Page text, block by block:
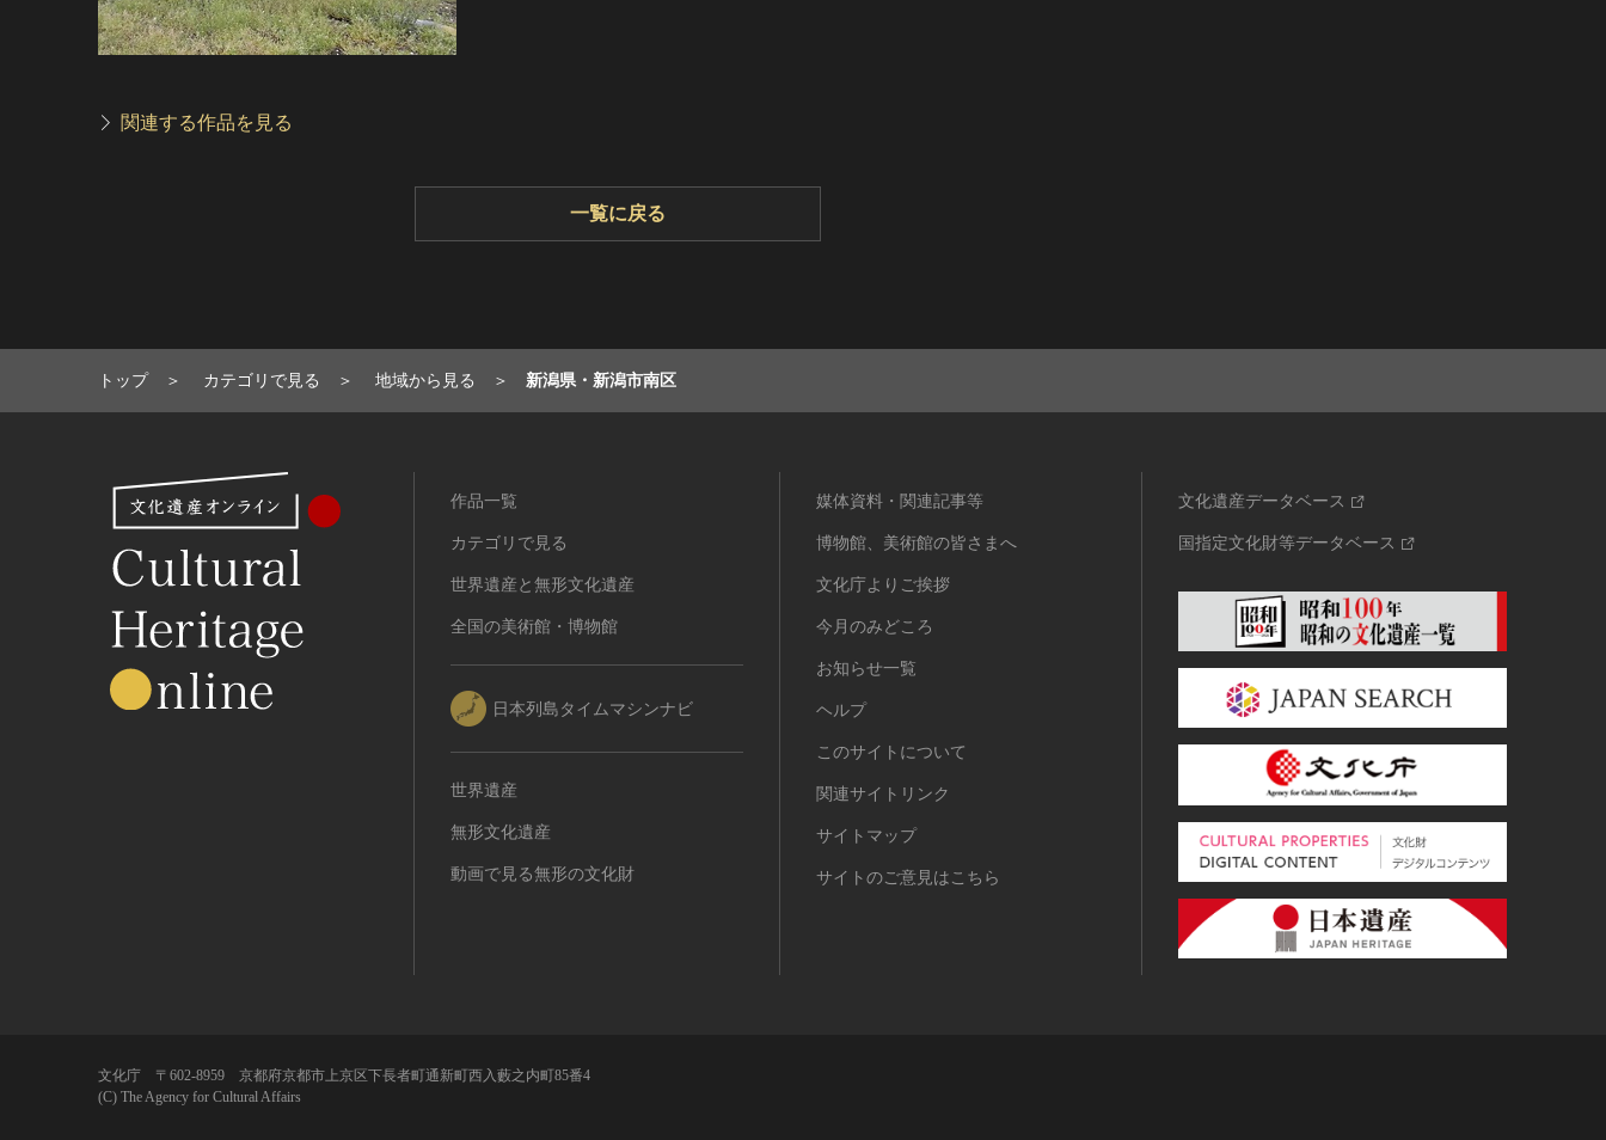
関連する作品を見る
一覧に戻る
トップ カテゴリで見る 地域から見る 新潟県・新潟市南区
作品一覧
カテゴリで見る
世界遺産と無形文化遺産
全国の美術館・博物館
日本列島タイムマシンナビ
世界遺産
無形文化遺産
動画で見る無形の文化財
媒体資料・関連記事等
博物館、美術館の皆さまへ
文化庁よりご挨拶
今月のみどころ
お知らせ一覧
ヘルプ
このサイトについて
関連サイトリンク
サイトマップ
サイトのご意見はこちら
文化遺産データベース
国指定文化財等データベース
文化庁 〒602-8959 京都府京都市上京区下長者町通新町西入藪之内町85番4
(C) The Agency for Cultural Affairs